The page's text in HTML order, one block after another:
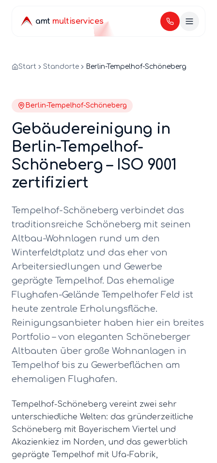
amt multiservices
Start Standorte Berlin-Tempelhof-Schöneberg
Berlin-Tempelhof-Schöneberg
Gebäudereinigung in
Berlin-Tempelhof-
Schöneberg – ISO 9001
zertifiziert
Tempelhof-Schöneberg verbindet das
traditionsreiche Schöneberg mit seinen
Altbau-Wohnlagen rund um den
Winterfeldtplatz und das eher von
Arbeitersiedlungen und Gewerbe
geprägte Tempelhof. Das ehemalige
Flughafen-Gelände Tempelhofer Feld ist
heute zentrale Erholungsfläche.
Reinigungsanbieter haben hier ein breites
Portfolio – von eleganten Schöneberger
Altbauten über große Wohnanlagen in
Tempelhof bis zu Gewerbeflächen am
ehemaligen Flughafen.
Tempelhof-Schöneberg vereint zwei sehr
unterschiedliche Welten: das gründerzeitliche
Schöneberg mit Bayerischem Viertel und
Akazienkiez im Norden, und das gewerblich
geprägte Tempelhof mit Ufa-Fabrik,